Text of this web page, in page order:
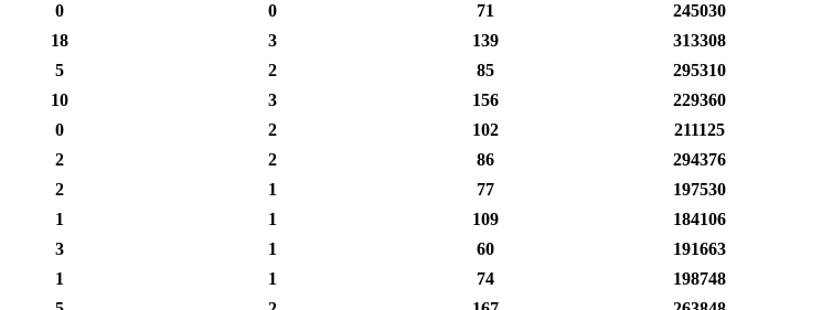
0 0 71
245030
18 3 139
313308
5 2 85
295310
10 3 156
229360
0 2 102
211125
2 2 86
294376
2 1 77
197530
1 1 109
184106
3 1 60
191663
1 1 74
198748